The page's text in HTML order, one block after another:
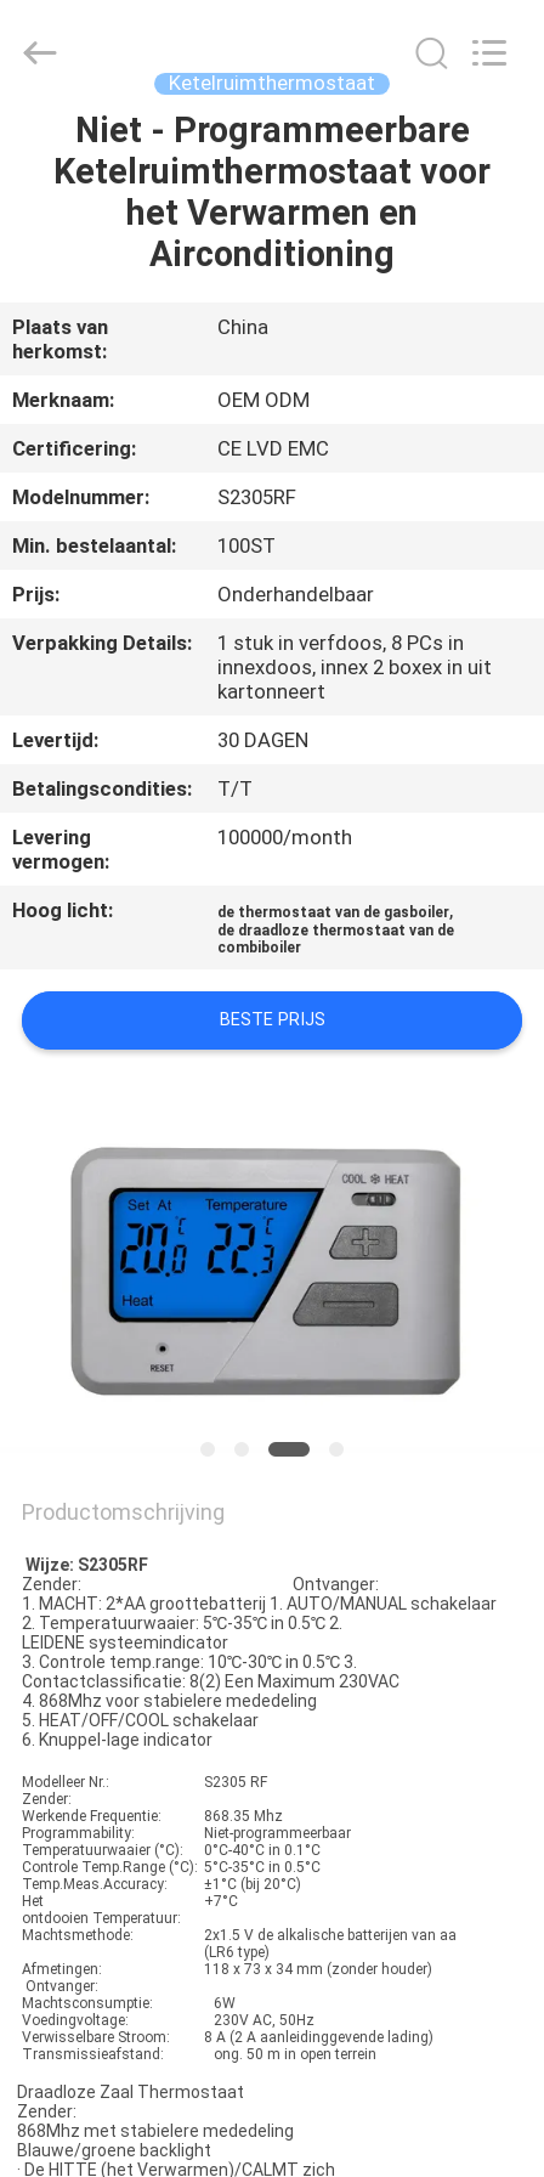
PRODUCTEN
TOON
ONGEVEER
ONS
KWALITEITSCONTROLE
CONTACTEER
VERZOEK
OM
EEN
CITAAT
SITEMAP
Limited.
Ketelruimthermostaat
Niet - Programmeerbare
Ketelruimthermostaat voor
het Verwarmen en
Airconditioning
Plaats van
herkomst:
China
Merknaam:
OEM ODM
Certificering:
CE LVD EMC
Modelnummer:
S2305RF
Min. bestelaantal:
100ST
Prijs:
Onderhandelbaar
Verpakking Details:
1 stuk in verfdoos, 8 PCs in
innexdoos, innex 2 boxex in uit
kartonneert
Levertijd:
30 DAGEN
Betalingscondities:
T/T
Levering
vermogen:
100000/month
Hoog licht: de thermostaat van de gasboiler,
de draadloze thermostaat van de
combiboiler
BESTE PRIJS
Productomschrijving
Wijze: S2305RF
Zender: Ontvanger:
1. MACHT: 2*AA groottebatterij 1. AUTO/MANUAL schakelaar
2. Temperatuurwaaier: 5℃-35℃ in 0.5℃ 2.
LEIDENE systeemindicator
3. Controle temp.range: 10℃-30℃ in 0.5℃ 3.
Contactclassificatie: 8(2) Een Maximum 230VAC
4. 868Mhz voor stabielere mededeling
5. HEAT/OFF/COOL schakelaar
6. Knuppel-lage indicator
Modelleer Nr.:
S2305 RF
Zender:
Werkende Frequentie:
868.35 Mhz
Programmability:
Niet-programmeerbaar
Temperatuurwaaier (°C):
0°C-40°C in 0.1°C
Controle Temp.Range (°C): 5°C-35°C in 0.5°C
Temp.Meas.Accuracy:
±1°C (bij 20°C)
Het
ontdooien Temperatuur:
+7°C
Machtsmethode:
2x1.5 V de alkalische batterijen van aa
(LR6 type)
Afmetingen:
118 x 73 x 34 mm (zonder houder)
Ontvanger:
Machtsconsumptie:
6W
Voedingvoltage:
230V AC, 50Hz
Verwisselbare Stroom:
8 A (2 A aanleidinggevende lading)
Transmissieafstand:
ong. 50 m in open terrein
Zaal Thermostaat
868Mhz met stabielere mededeling
Blauwe/groene backlight
De HITTE (het Verwarmen)/CALMT zich